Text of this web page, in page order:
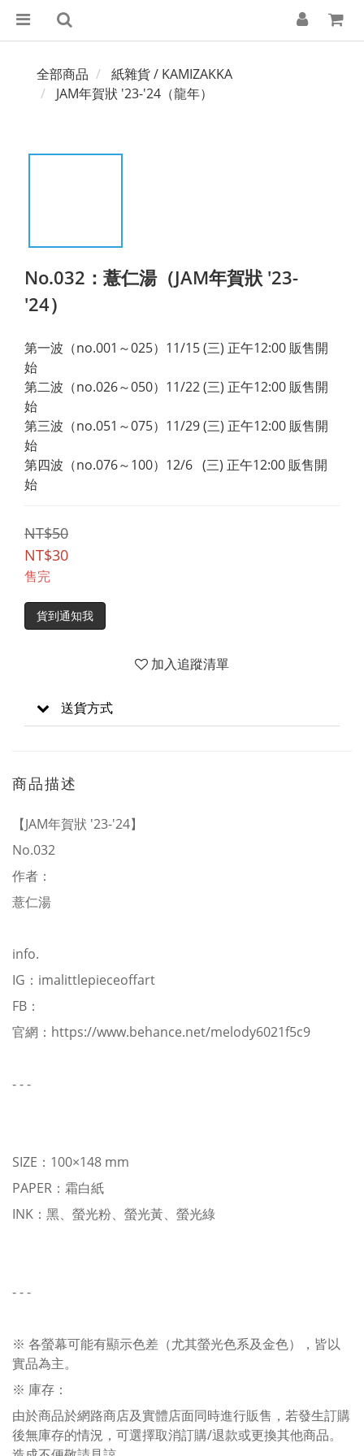
全部商品
紙雜貨 / KAMIZAKKA
JAM年賀狀 '23-'24（龍年）
No.032：薏仁湯（JAM年賀狀 '23-
'24）
第一波（no.001～025）11/15 (三) 正午12:00 販售開
始
第二波（no.026～050）11/22 (三) 正午12:00 販售開
始
第三波（no.051～075）11/29 (三) 正午12:00 販售開
始
第四波（no.076～100）12/6   (三) 正午12:00 販售開
始
NT$50
NT$30
售完
貨到通知我
加入追蹤清單
送貨方式
商品描述
【JAM年賀狀 '23-'24】
No.032
作者：
薏仁湯
info.
IG： imalittlepieceoffart
FB：
官網： https://www.behance.net/melody6021f5c9
- - -
SIZE：100×148 mm
PAPER：霜白紙
INK：黑、螢光粉、螢光黃、螢光綠
- - -
※ 各螢幕可能有顯示色差（尤其螢光色系及金色），皆以
實品為主。
※ 庫存：
由於商品於網路商店及實體店面同時進行販售，若發生訂購
後無庫存的情況，可選擇取消訂購/退款或更換其他商品。